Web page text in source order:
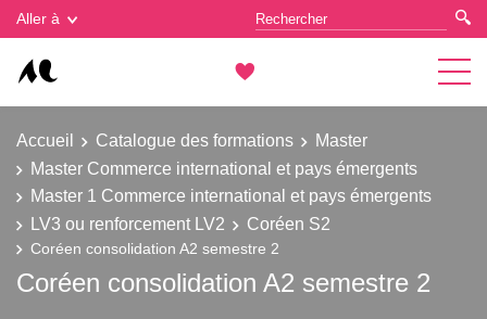
Aller à
Accueil Catalogue des formations
Master
Master Commerce international et pays émergents
Master 1 Commerce international et pays émergents
LV3 ou renforcement LV2
Coréen S2
Coréen consolidation A2 semestre 2
Coréen consolidation A2 semestre 2
Gestion des cookies